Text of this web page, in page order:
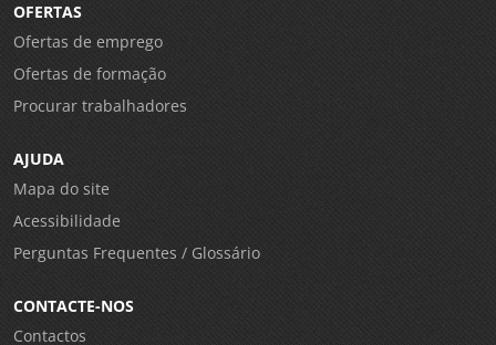
OFERTAS
Ofertas de emprego
Ofertas de formação
Procurar trabalhadores
AJUDA
Mapa do site
Acessibilidade
Perguntas Frequentes / Glossário
CONTACTE-NOS
Contactos